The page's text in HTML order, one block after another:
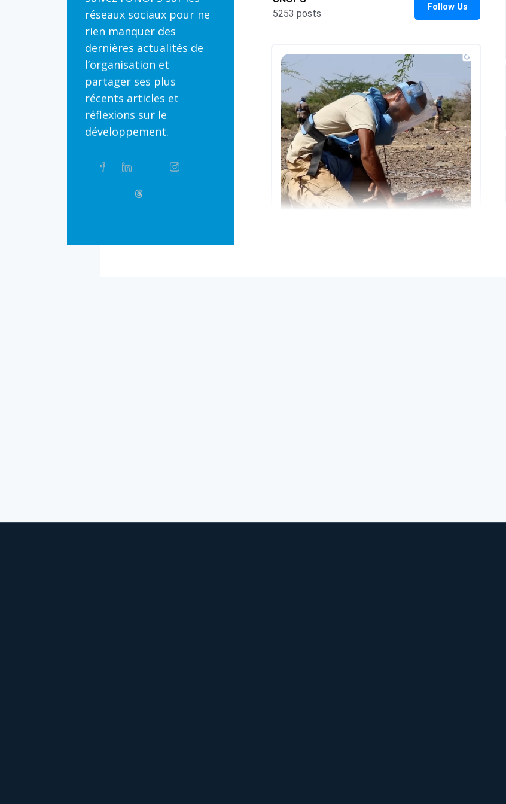
réseaux sociaux pour ne
rien manquer des
dernières actualités de
l’organisation et
partager ses plus
récents articles et
réflexions sur le
développement.
Partager
sur FacebookLinkedinTwitterInstagram
BlueskyThreads